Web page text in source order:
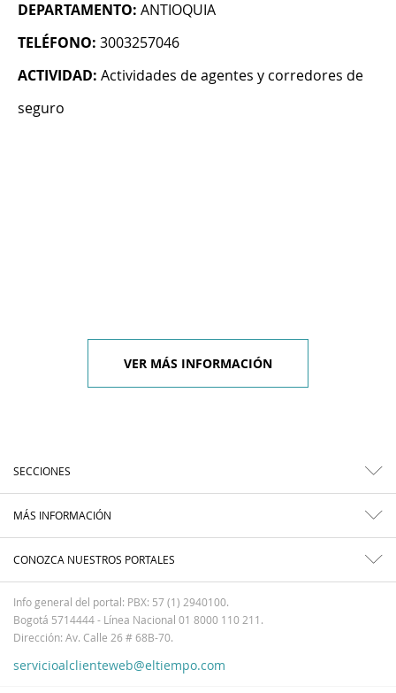
DEPARTAMENTO: ANTIOQUIA
TELÉFONO: 3003257046
ACTIVIDAD: Actividades de agentes y corredores de
seguro
VER MÁS INFORMACIÓN
SECCIONES
MÁS INFORMACIÓN
CONOZCA NUESTROS PORTALES
Info general del portal: PBX: 57 (1) 2940100.
Bogotá 5714444 - Línea Nacional 01 8000 110 211.
Dirección: Av. Calle 26 # 68B-70.
servicioalclienteweb@eltiempo.com